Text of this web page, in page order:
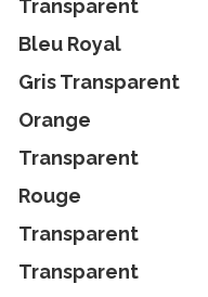
Transparent
Bleu Royal
Gris Transparent
Orange
Transparent
Rouge
Transparent
Transparent